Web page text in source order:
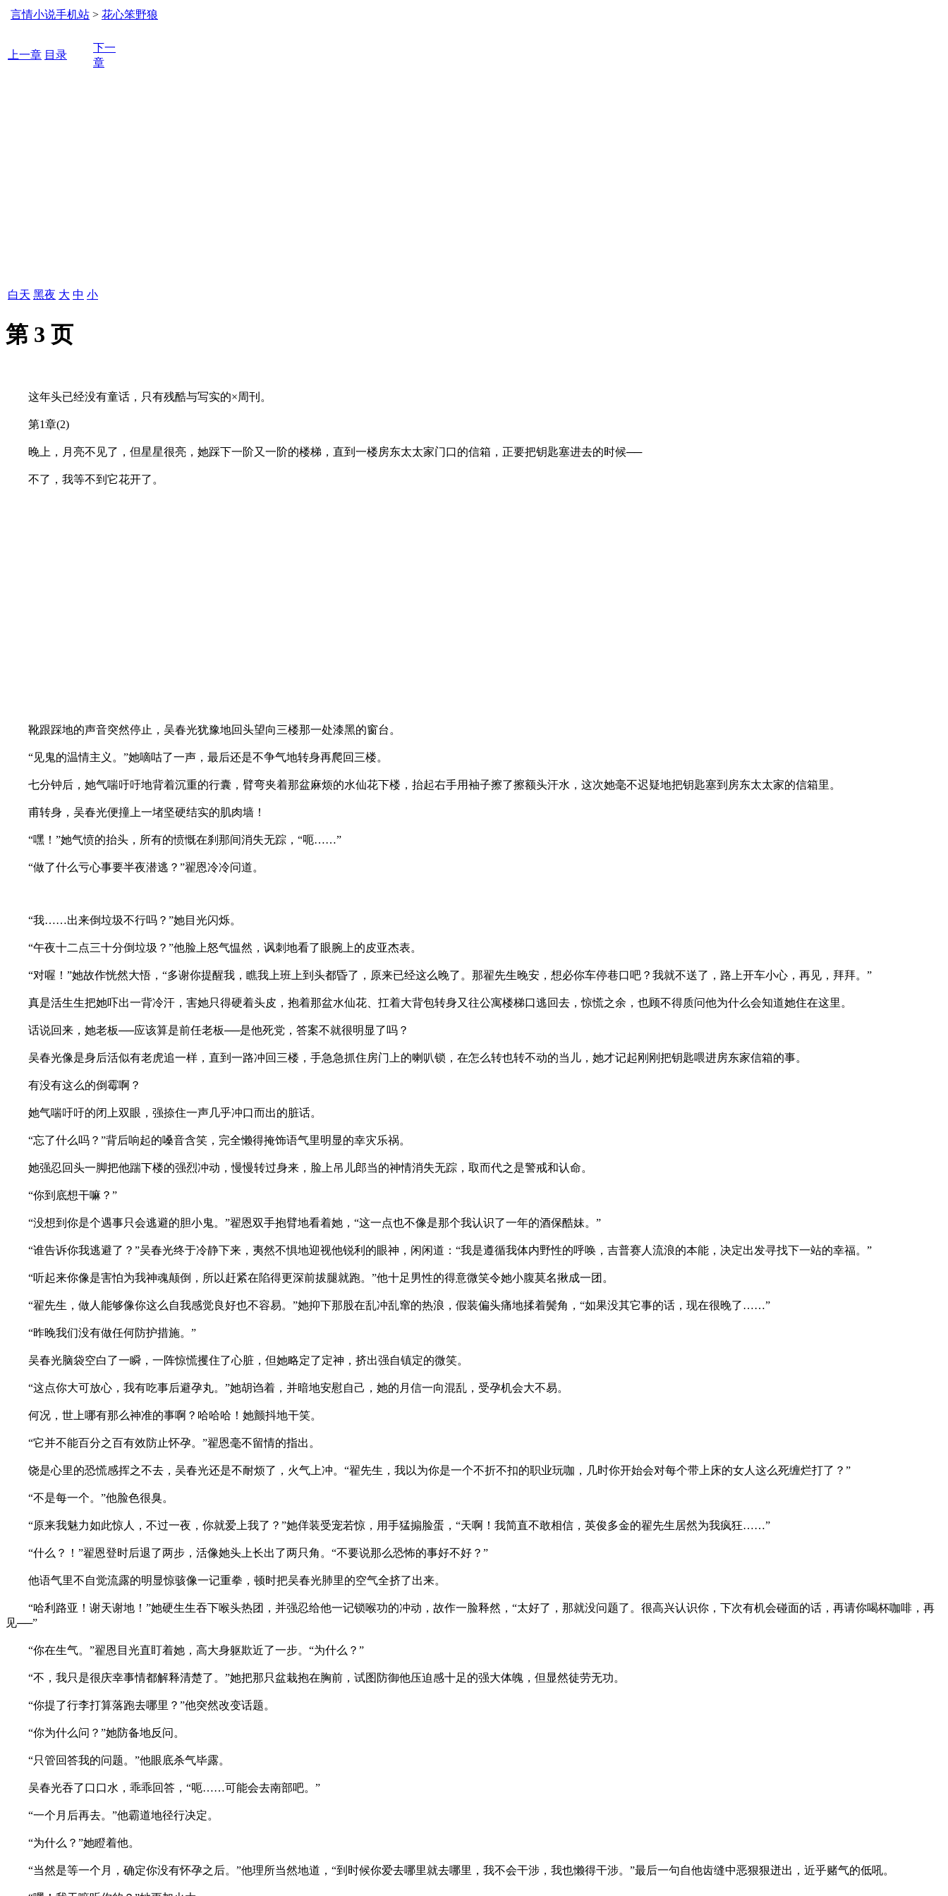
言情小说手机站 > 花心笨野狼
上一章 目录
下一
章
白天 黑夜 大 中 小
第 3 页
这年头已经没有童话，只有残酷与写实的×周刊。
第1章(2)
晚上，月亮不见了，但星星很亮，她踩下一阶又一阶的楼梯，直到一楼房东太太家门口的信箱，正要把钥匙塞进去的时候──
不了，我等不到它花开了。
靴跟踩地的声音突然停止，吴春光犹豫地回头望向三楼那一处漆黑的窗台。
“见鬼的温情主义。”她嘀咕了一声，最后还是不争气地转身再爬回三楼。
七分钟后，她气喘吁吁地背着沉重的行囊，臂弯夹着那盆麻烦的水仙花下楼，抬起右手用袖子擦了擦额头汗水，这次她毫不迟疑地把钥匙塞到房东太太家的信箱里。
甫转身，吴春光便撞上一堵坚硬结实的肌肉墙！
“嘿！”她气愤的抬头，所有的愤慨在刹那间消失无踪，“呃……”
“做了什么亏心事要半夜潜逃？”翟恩冷冷问道。
“我……出来倒垃圾不行吗？”她目光闪烁。
“午夜十二点三十分倒垃圾？”他脸上怒气愠然，讽刺地看了眼腕上的皮亚杰表。
“对喔！”她故作恍然大悟，“多谢你提醒我，瞧我上班上到头都昏了，原来已经这么晚了。那翟先生晚安，想必你车停巷口吧？我就不送了，路上开车小心，再见，拜拜。”
真是活生生把她吓出一背冷汗，害她只得硬着头皮，抱着那盆水仙花、扛着大背包转身又往公寓楼梯口逃回去，惊慌之余，也顾不得质问他为什么会知道她住在这里。
话说回来，她老板──应该算是前任老板──是他死党，答案不就很明显了吗？
吴春光像是身后活似有老虎追一样，直到一路冲回三楼，手急急抓住房门上的喇叭锁，在怎么转也转不动的当儿，她才记起刚刚把钥匙喂进房东家信箱的事。
有没有这么的倒霉啊？
她气喘吁吁的闭上双眼，强捺住一声几乎冲口而出的脏话。
“忘了什么吗？”背后响起的嗓音含笑，完全懒得掩饰语气里明显的幸灾乐祸。
她强忍回头一脚把他踹下楼的强烈冲动，慢慢转过身来，脸上吊儿郎当的神情消失无踪，取而代之是警戒和认命。
“你到底想干嘛？”
“没想到你是个遇事只会逃避的胆小鬼。”翟恩双手抱臂地看着她，“这一点也不像是那个我认识了一年的酒保酷妹。”
“谁告诉你我逃避了？”吴春光终于冷静下来，夷然不惧地迎视他锐利的眼神，闲闲道：“我是遵循我体内野性的呼唤，吉普赛人流浪的本能，决定出发寻找下一站的幸福。”
“听起来你像是害怕为我神魂颠倒，所以赶紧在陷得更深前拔腿就跑。”他十足男性的得意微笑令她小腹莫名揪成一团。
“翟先生，做人能够像你这么自我感觉良好也不容易。”她抑下那股在乱冲乱窜的热浪，假装偏头痛地揉着鬓角，“如果没其它事的话，现在很晚了……”
“昨晚我们没有做任何防护措施。”
吴春光脑袋空白了一瞬，一阵惊慌攫住了心脏，但她略定了定神，挤出强自镇定的微笑。
“这点你大可放心，我有吃事后避孕丸。”她胡诌着，并暗地安慰自己，她的月信一向混乱，受孕机会大不易。
何况，世上哪有那么神准的事啊？哈哈哈！她颤抖地干笑。
“它并不能百分之百有效防止怀孕。”翟恩毫不留情的指出。
饶是心里的恐慌感挥之不去，吴春光还是不耐烦了，火气上冲。“翟先生，我以为你是一个不折不扣的职业玩咖，几时你开始会对每个带上床的女人这么死缠烂打了？”
“不是每一个。”他脸色很臭。
“原来我魅力如此惊人，不过一夜，你就爱上我了？”她佯装受宠若惊，用手猛搧脸蛋，“天啊！我简直不敢相信，英俊多金的翟先生居然为我疯狂……”
“什么？！”翟恩登时后退了两步，活像她头上长出了两只角。“不要说那么恐怖的事好不好？”
他语气里不自觉流露的明显惊骇像一记重拳，顿时把吴春光肺里的空气全挤了出来。
“哈利路亚！谢天谢地！”她硬生生吞下喉头热团，并强忍给他一记锁喉功的冲动，故作一脸释然，“太好了，那就没问题了。很高兴认识你，下次有机会碰面的话，再请你喝杯咖啡，再
见──”
“你在生气。”翟恩目光直盯着她，高大身躯欺近了一步。“为什么？”
“不，我只是很庆幸事情都解释清楚了。”她把那只盆栽抱在胸前，试图防御他压迫感十足的强大体魄，但显然徒劳无功。
“你提了行李打算落跑去哪里？”他突然改变话题。
“你为什么问？”她防备地反问。
“只管回答我的问题。”他眼底杀气毕露。
吴春光吞了口口水，乖乖回答，“呃……可能会去南部吧。”
“一个月后再去。”他霸道地径行决定。
“为什么？”她瞪着他。
“当然是等一个月，确定你没有怀孕之后。”他理所当然地道，“到时候你爱去哪里就去哪里，我不会干涉，我也懒得干涉。”最后一句自他齿缝中恶狠狠迸出，近乎赌气的低吼。